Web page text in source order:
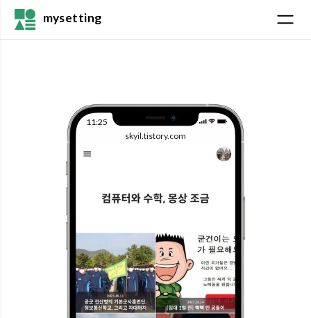
mysetting
11:25
skyil.tistory.com